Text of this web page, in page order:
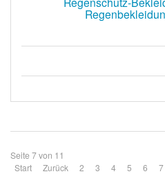
Seite 7 von 11
Start
Zurück 2 3 4 5 6 7